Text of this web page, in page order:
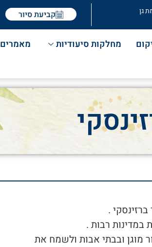
גן קביעת סיור
מחלקות סיעודיות מאמרים
מוגן ובבתי אבות ולשמח את